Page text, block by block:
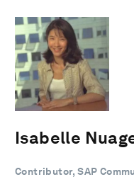
Isabelle
Contributor, SAP